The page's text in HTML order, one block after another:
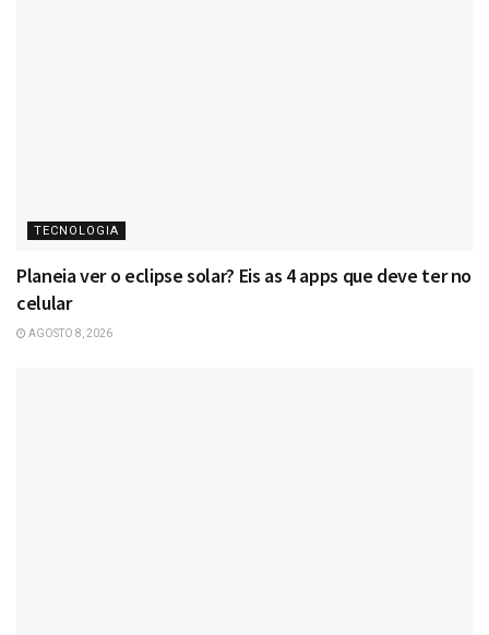
TECNOLOGIA
Planeia ver o eclipse solar? Eis as 4 apps que deve ter no
celular
AGOSTO 8, 2026